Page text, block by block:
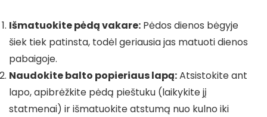
Išmatuokite pėdą vakare: Pėdos dienos bėgyje
šiek tiek patinsta, todėl geriausia jas matuoti dienos
pabaigoje.
Naudokite balto popieriaus lapą:Atsistokite ant
lapo, apibrėžkite pėdą pieštuku (laikykite jį
statmenai) ir išmatuokite atstumą nuo kulno iki